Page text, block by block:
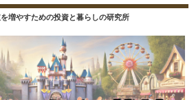
増やすための投資と暮らしの研究所